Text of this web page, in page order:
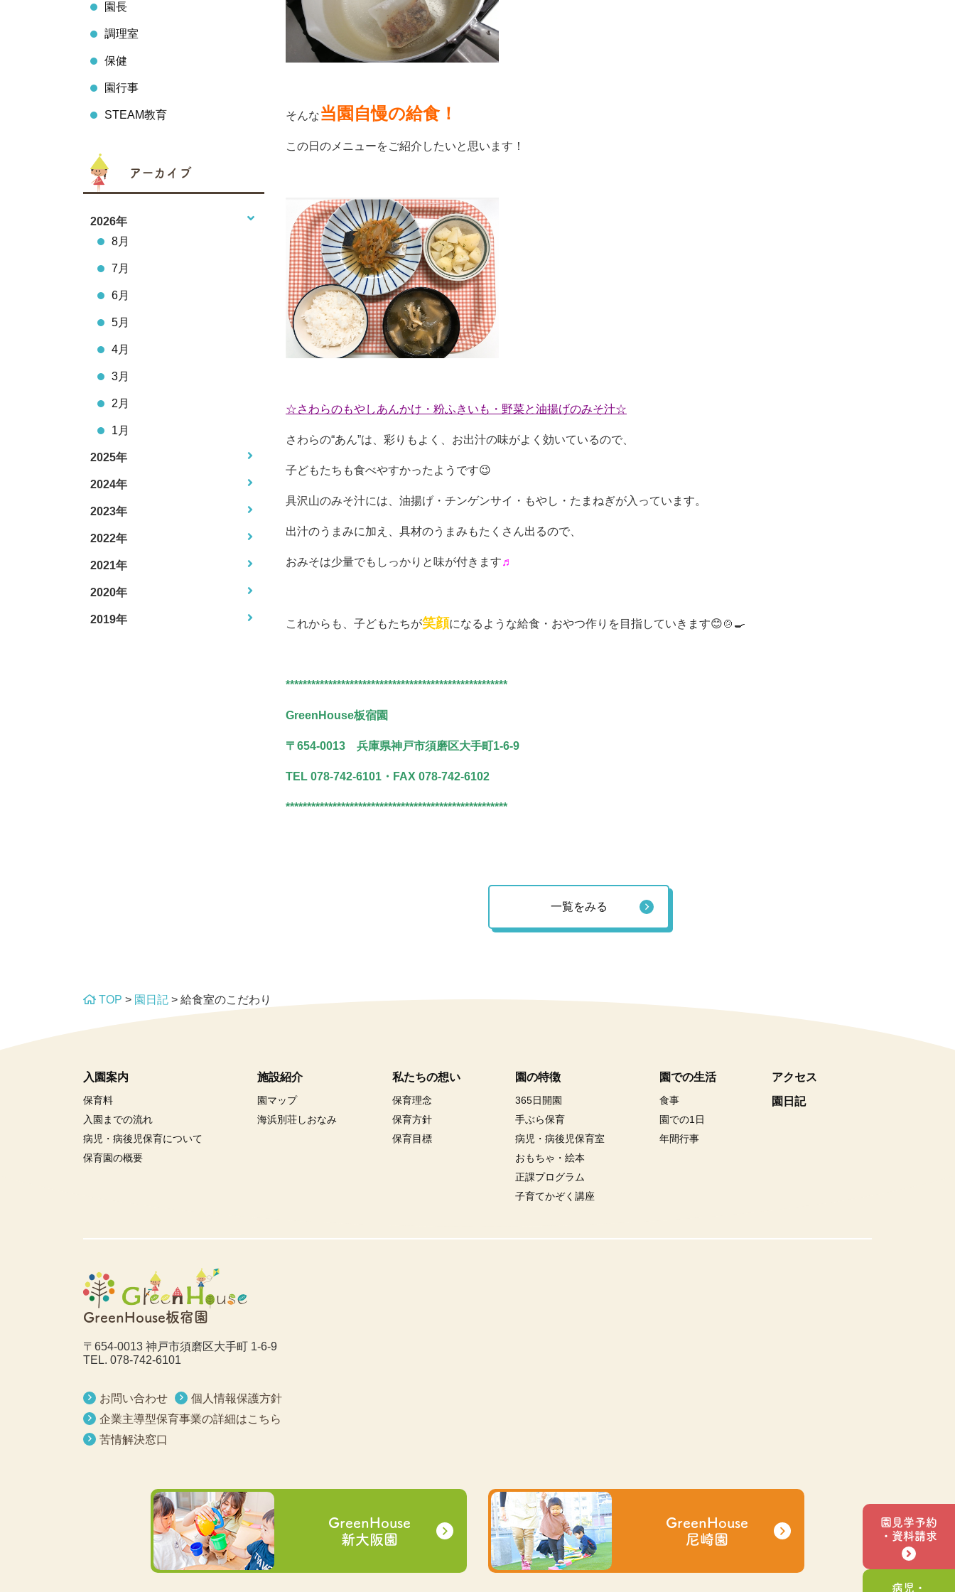
園長
調理室
保健
園行事
STEAM教育
アーカイブ
2026年
8月
7月
6月
5月
4月
3月
2月
1月
2025年
2024年
2023年
2022年
2021年
2020年
2019年
そんな当園自慢の給食！
この日のメニューをご紹介したいと思います！
☆さわらのもやしあんかけ・粉ふきいも・野菜と油揚げのみそ汁☆
さわらの“あん”は、彩りもよく、お出汁の味がよく効いているので、
子どもたちも食べやすかったようです😉
具沢山のみそ汁には、油揚げ・チンゲンサイ・もやし・たまねぎが入っています。
出汁のうまみに加え、具材のうまみもたくさん出るので、
おみそは少量でもしっかりと味が付きます♬
これからも、子どもたちが笑顔になるような給食・おやつ作りを目指していきます😊🍲🍳
****************************************************
GreenHouse板宿園
〒654-0013 兵庫県神戸市須磨区大手町1-6-9
TEL 078-742-6101・ FAX 078-742-6102
****************************************************
一覧をみる
TOP > 園日記 > 給食室のこだわり
園見学予約
・資料請求
病児・
入園案内
保育料
入園までの流れ
病児・病後児保育について
保育園の概要
施設紹介
園マップ
海浜別荘しおなみ
私たちの想い
保育理念
保育方針
保育目標
園の特徴
365日開園
手ぶら保育
病児・病後児保育室
おもちゃ・絵本
正課プログラム
子育てかぞく講座
園での生活
食事
園での1日
年間行事
アクセス
園日記
GreenHouse板宿園
〒654-0013 神戸市須磨区大手町 1-6-9
TEL. 078-742-6101
お問い合わせ
個人情報保護方針
企業主導型保育事業の詳細はこちら
苦情解決窓口
GreenHouse
新大阪園
GreenHouse
尼崎園